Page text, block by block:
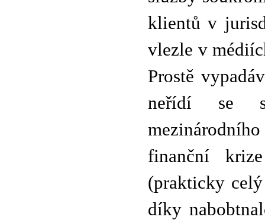
klientů v
vlezle v
Prostě
neřídí se
finanční
(prakticky
díky